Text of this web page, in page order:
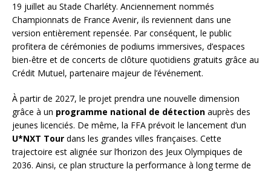
19 juillet au Stade Charléty. Anciennement nommés
Championnats de France Avenir, ils reviennent dans une
version entièrement repensée. Par conséquent, le public
profitera de cérémonies de podiums immersives, d’espaces
bien-être et de concerts de clôture quotidiens gratuits grâce au
Crédit Mutuel, partenaire majeur de l’événement.
À partir de 2027, le projet prendra une nouvelle dimension
grâce à un programme national de détection auprès des
jeunes licenciés. De même, la FFA prévoit le lancement d’un
U*NXT Tour dans les grandes villes françaises. Cette
trajectoire est alignée sur l’horizon des Jeux Olympiques de
2036. Ainsi, ce plan structure la performance à long terme de